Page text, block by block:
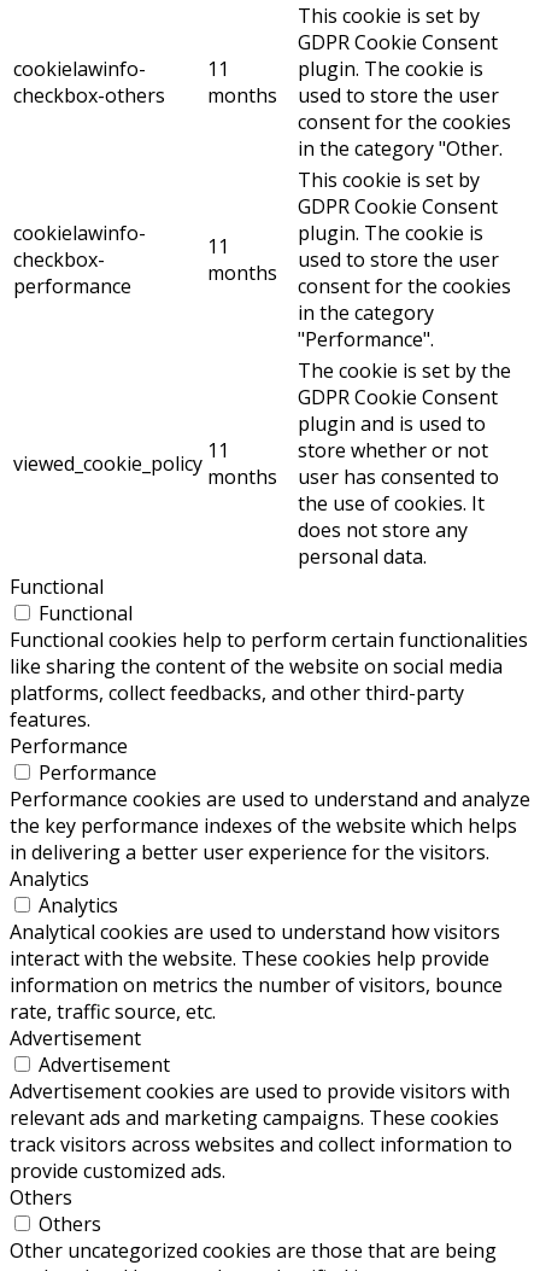
cookielawinfo-
checkbox-others
11
months
This cookie is set by
GDPR Cookie Consent
plugin. The cookie is
used to store the user
consent for the cookies
in the category "Other.
cookielawinfo-
checkbox-
performance
11
months
This cookie is set by
GDPR Cookie Consent
plugin. The cookie is
used to store the user
consent for the cookies
in the category
"Performance".
viewed_cookie_policy 11
months
The cookie is set by the
GDPR Cookie Consent
plugin and is used to
store whether or not
user has consented to
the use of cookies. It
does not store any
personal data.
Functional
Functional
Functional cookies help to perform certain functionalities
like sharing the content of the website on social media
platforms, collect feedbacks, and other third-party
features.
Performance
Performance
Performance cookies are used to understand and analyze
the key performance indexes of the website which helps
in delivering a better user experience for the visitors.
Analytics
Analytics
Analytical cookies are used to understand how visitors
interact with the website. These cookies help provide
information on metrics the number of visitors, bounce
rate, traffic source, etc.
Advertisement
Advertisement
Advertisement cookies are used to provide visitors with
relevant ads and marketing campaigns. These cookies
track visitors across websites and collect information to
provide customized ads.
Others
Others
Other uncategorized cookies are those that are being